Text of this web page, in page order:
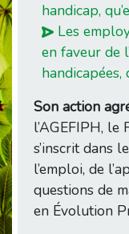
handicap,
Les
en faveur de
Son action
l’AGEFIPH,
s’inscrit dans
l’emploi, de
questions de
en Évolution